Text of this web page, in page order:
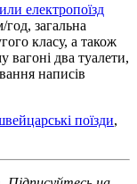
електропоїзд
загальна
класу, а також
вагоні два туалети,
написів
поїзди,